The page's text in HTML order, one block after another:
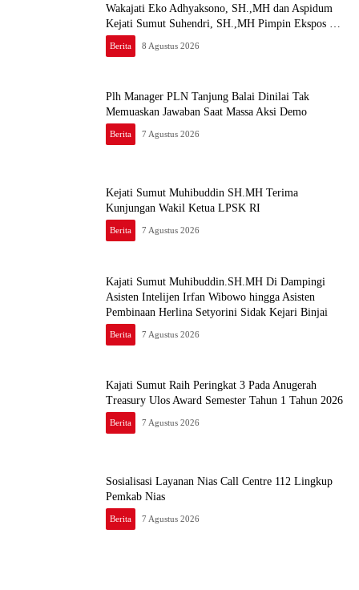
Wakajati Eko Adhyaksono, SH.,MH dan Aspidum
Kejati Sumut Suhendri, SH.,MH Pimpin Ekspos RJ
Di Kejari Medan
Berita 8 Agustus 2026
Plh Manager PLN Tanjung Balai Dinilai Tak
Memuaskan Jawaban Saat Massa Aksi Demo
Berita 7 Agustus 2026
Kejati Sumut Muhibuddin SH.MH Terima
Kunjungan Wakil Ketua LPSK RI
Berita 7 Agustus 2026
Kajati Sumut Muhibuddin.SH.MH Di Dampingi
Asisten Intelijen Irfan Wibowo hingga Asisten
Pembinaan Herlina Setyorini Sidak Kejari Binjai
Berita 7 Agustus 2026
Kajati Sumut Raih Peringkat 3 Pada Anugerah
Treasury Ulos Award Semester Tahun 1 Tahun 2026
Berita 7 Agustus 2026
Sosialisasi Layanan Nias Call Centre 112 Lingkup
Pemkab Nias
Berita 7 Agustus 2026